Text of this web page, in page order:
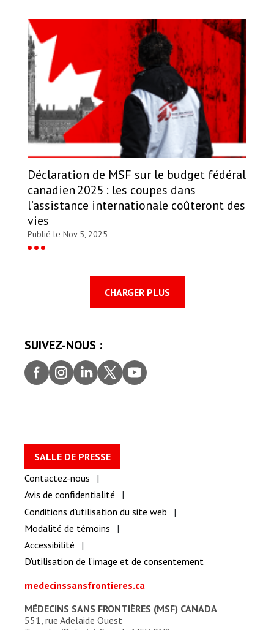
Déclaration de MSF sur le budget fédéral
canadien 2025 : les coupes dans
l’assistance internationale coûteront des
vies
Publié le Nov 5, 2025
CHARGER PLUS
SUIVEZ-NOUS :
Faceb
ook
Insta
gram
Linke
dIn
Twitt
er
youtu
be
SALLE DE PRESSE
Contactez-nous
Avis de confidentialité
Conditions d’utilisation du site web
Modalité de témoins
Accessibilité
D’utilisation de l’image et de consentement
medecinssansfrontieres.ca
MÉDECINS SANS FRONTIÈRES (MSF) CANADA
551, rue Adelaide Ouest